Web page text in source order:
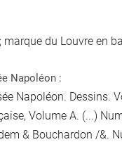
marque du Louvre en
Napoléon :
Napoléon. Dessins.
Volume A. (...)
& Bouchardon /&.